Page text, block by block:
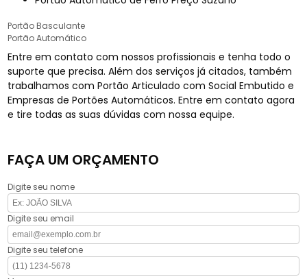
Portão Basculante
Portão Automático
Entre em contato com nossos profissionais e tenha todo o
suporte que precisa. Além dos serviços já citados, também
trabalhamos com Portão Articulado com Social Embutido e
Empresas de Portões Automáticos. Entre em contato agora
e tire todas as suas dúvidas com nossa equipe.
FAÇA UM ORÇAMENTO
Digite seu nome
Digite seu email
Digite seu telefone